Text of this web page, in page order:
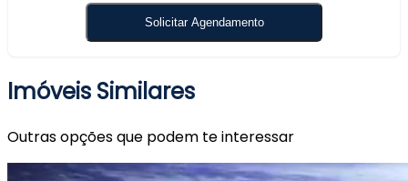
Imóveis Similares
Outras opções que podem te interessar